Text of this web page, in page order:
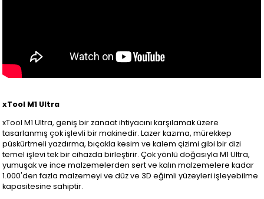
xTool M1 Ultra
xTool M1 Ultra, geniş bir zanaat ihtiyacını karşılamak üzere
tasarlanmış çok işlevli bir makinedir. Lazer kazıma, mürekkep
püskürtmeli yazdırma, bıçakla kesim ve kalem çizimi gibi bir dizi
temel işlevi tek bir cihazda birleştirir. Çok yönlü doğasıyla M1 Ultra,
yumuşak ve ince malzemelerden sert ve kalın malzemelere kadar
1.000'den fazla malzemeyi ve düz ve 3D eğimli yüzeyleri işleyebilme
kapasitesine sahiptir.